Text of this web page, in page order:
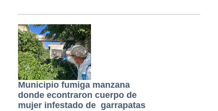
Municipio fumiga manzana
donde econtraron cuerpo de
mujer infestado de garrapatas